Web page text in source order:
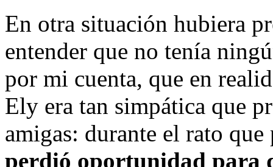
En otra situación hubiera
entender que no tenía
por mi cuenta, que en
Ely era tan simpática que
amigas: durante el rato
perdió oportunidad para